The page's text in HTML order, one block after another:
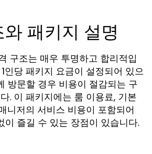
패키지 설명
구조는 매우 투명하고 합리적입
인당 패키지 요금이 설정되어 있으
방문할 경우 비용이 절감되는 구
. 이 패키지에는 룸 이용료, 기본
니저의 서비스 비용이 포함되어
이 즐길 수 있는 장점이 있습니다.